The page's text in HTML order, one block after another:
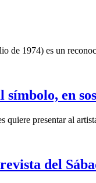
de 1974) es un
en
presentar al
del